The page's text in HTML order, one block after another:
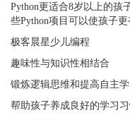
Python更适合8岁以上的孩
些Python项目可以使孩子
极客晨星少儿编程
趣味性与知识性相结合
锻炼逻辑思维和提高自主
帮助孩子养成良好的学习